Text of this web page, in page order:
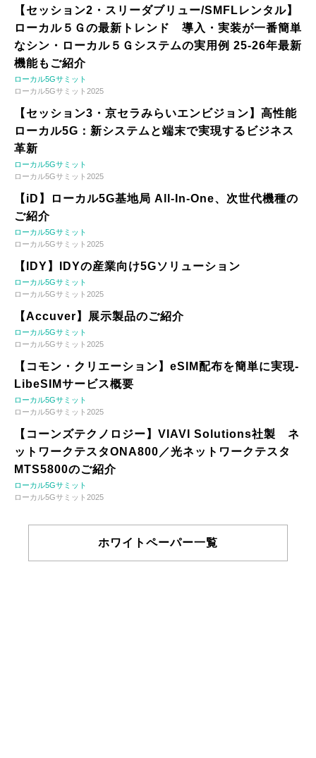
【セッション2・スリーダブリュー/SMFLレンタル】
ローカル５Ｇの最新トレンド 導入・実装が一番簡単
なシン・ローカル５Ｇシステムの実用例 25-26年最新
機能もご紹介
ローカル5Gサミット
ローカル5Gサミット2025
【セッション3・京セラみらいエンビジョン】高性能
ローカル5G：新システムと端末で実現するビジネス
革新
ローカル5Gサミット
ローカル5Gサミット2025
【iD】ローカル5G基地局 All-In-One、次世代機種の
ご紹介
ローカル5Gサミット
ローカル5Gサミット2025
【IDY】IDYの産業向け5Gソリューション
ローカル5Gサミット
ローカル5Gサミット2025
【Accuver】展示製品のご紹介
ローカル5Gサミット
ローカル5Gサミット2025
【コモン・クリエーション】eSIM配布を簡単に実現-
LibeSIMサービス概要
ローカル5Gサミット
ローカル5Gサミット2025
【コーンズテクノロジー】VIAVI Solutions社製 ネ
ットワークテスタONA800／光ネットワークテスタ
MTS5800のご紹介
ローカル5Gサミット
ローカル5Gサミット2025
ホワイトペーパー一覧